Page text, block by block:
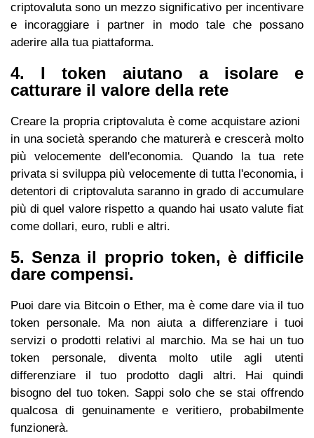
criptovaluta sono un mezzo significativo per incentivare
e incoraggiare i partner in modo tale che possano
aderire alla tua piattaforma.
4. I token aiutano a isolare e
catturare il valore della rete
Creare la propria criptovaluta è come acquistare azioni
in una società sperando che maturerà e crescerà molto
più velocemente dell'economia. Quando la tua rete
privata si sviluppa più velocemente di tutta l'economia, i
detentori di criptovaluta saranno in grado di accumulare
più di quel valore rispetto a quando hai usato valute fiat
come dollari, euro, rubli e altri.
5. Senza il proprio token, è difficile
dare compensi.
Puoi dare via Bitcoin o Ether, ma è come dare via il tuo
token personale. Ma non aiuta a differenziare i tuoi
servizi o prodotti relativi al marchio. Ma se hai un tuo
token personale, diventa molto utile agli utenti
differenziare il tuo prodotto dagli altri. Hai quindi
bisogno del tuo token. Sappi solo che se stai offrendo
qualcosa di genuinamente e veritiero, probabilmente
funzionerà.